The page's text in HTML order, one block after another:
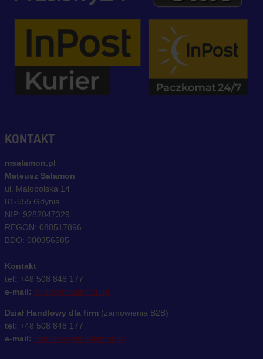
KONTAKT
msalamon.pl
Mateusz Salamon
ul. Małopolska 14
81-555 Gdynia
NIP: 9282047329
REGON: 080517896
BDO: 000356585
Kontakt
tel: +48 508 848 177
e-mail: sklep@msalamon.pl
Dział Handlowy dla firm (zamówienia B2B)
tel: +48 508 848 177
e-mail: handlowy@msalamon.pl